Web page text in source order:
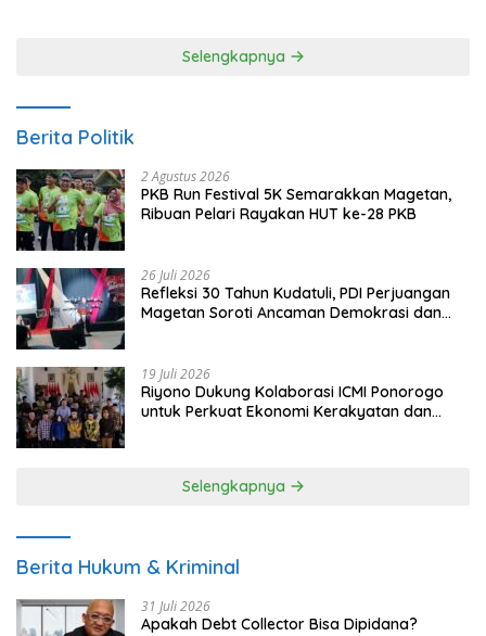
Selengkapnya
Berita Politik
2 Agustus 2026
PKB Run Festival 5K Semarakkan Magetan,
Ribuan Pelari Rayakan HUT ke-28 PKB
26 Juli 2026
Refleksi 30 Tahun Kudatuli, PDI Perjuangan
Magetan Soroti Ancaman Demokrasi dan
19 Juli 2026
Riyono Dukung Kolaborasi ICMI Ponorogo
untuk Perkuat Ekonomi Kerakyatan dan
Selengkapnya
Berita Hukum & Kriminal
31 Juli 2026
Apakah Debt Collector Bisa Dipidana?